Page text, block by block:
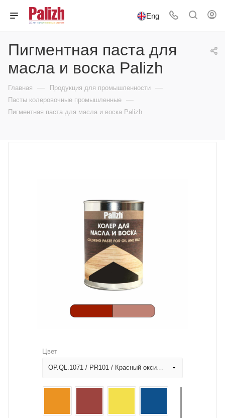
Eng
Пигментная паста для
масла и воска Palizh
Главная — Продукция для промышленности —
Пасты колеровочные промышленные —
Пигментная паста для масла и воска Palizh
Цвет
OP.QL.1071 / PR101 / Красный оксидный / Красное дерево